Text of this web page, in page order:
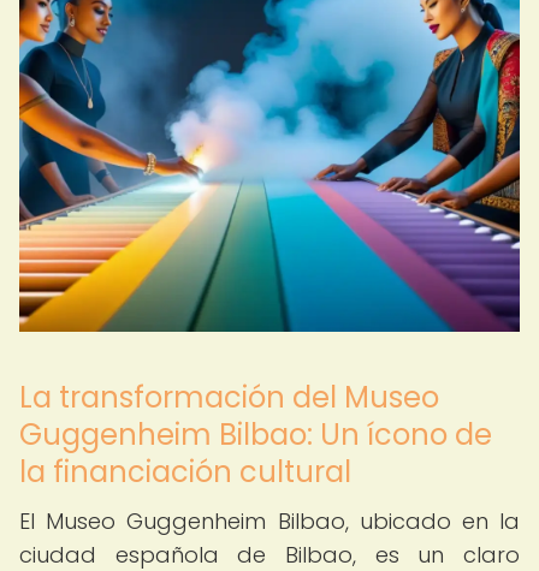
La transformación del Museo
Guggenheim Bilbao: Un ícono de
la financiación cultural
El Museo Guggenheim Bilbao, ubicado en la
ciudad española de Bilbao, es un claro